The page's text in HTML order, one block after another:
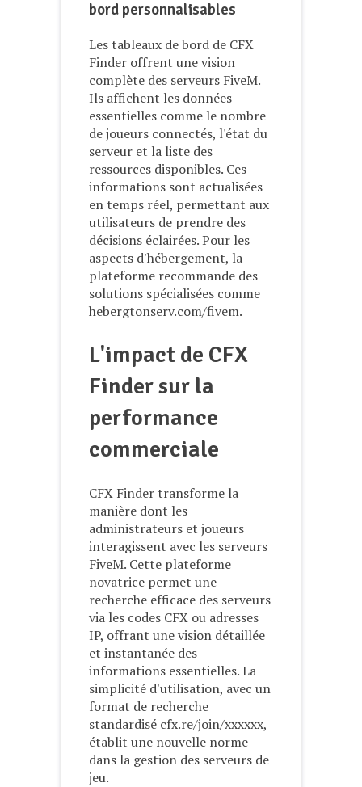
bord personnalisables
Les tableaux de bord de CFX
Finder offrent une vision
complète des serveurs FiveM.
Ils affichent les données
essentielles comme le nombre
de joueurs connectés, l'état du
serveur et la liste des
ressources disponibles. Ces
informations sont actualisées
en temps réel, permettant aux
utilisateurs de prendre des
décisions éclairées. Pour les
aspects d'hébergement, la
plateforme recommande des
solutions spécialisées comme
hebergtonserv.com/fivem.
L'impact de CFX
Finder sur la
performance
commerciale
CFX Finder transforme la
manière dont les
administrateurs et joueurs
interagissent avec les serveurs
FiveM. Cette plateforme
novatrice permet une
recherche efficace des serveurs
via les codes CFX ou adresses
IP, offrant une vision détaillée
et instantanée des
informations essentielles. La
simplicité d'utilisation, avec un
format de recherche
standardisé cfx.re/join/xxxxxx,
établit une nouvelle norme
dans la gestion des serveurs de
jeu.